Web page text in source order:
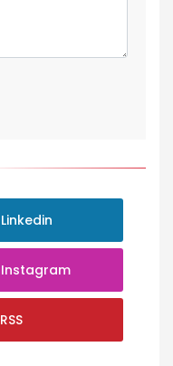
Linkedin
Instagram
RSS